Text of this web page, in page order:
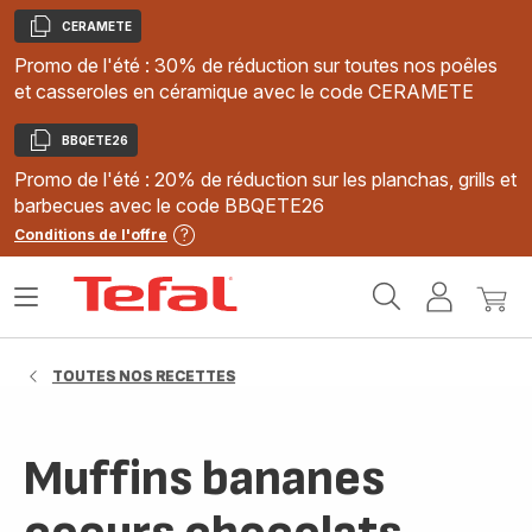
Copier
CERAMETE
Promo de l'été : 30% de réduction sur toutes nos poêles
et casseroles en céramique avec le code CERAMETE
Copier
BBQETE26
Promo de l'été : 20% de réduction sur les planchas, grills et
barbecues avec le code BBQETE26
Conditions de l'offre
MonMon
Ouvrir
TOUTES NOS RECETTES
Muffins bananes